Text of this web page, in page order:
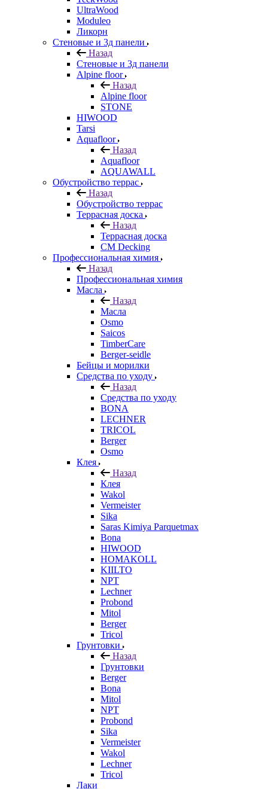
UltraWood
Moduleo
Ликорн
Стеновые и 3д панели
Назад
Стеновые и 3д панели
Alpine floor
Назад
Alpine floor
STONE
HIWOOD
Tarsi
Aquafloor
Назад
Aquafloor
AQUAWALL
Обустройство террас
Назад
Обустройство террас
Террасная доска
Назад
Террасная доска
CM Decking
Профессиональная химия
Назад
Профессиональная химия
Масла
Назад
Масла
Osmo
Saicos
TimberCare
Berger-seidle
Бейцы и морилки
Средства по уходу
Назад
Средства по уходу
BONA
LECHNER
TRICOL
Berger
Osmo
Клея
Назад
Клея
Wakol
Vermeister
Sika
Saras Kimiya Parquetmax
Bona
HIWOOD
HOMAKOLL
KIILTO
NPT
Lechner
Probond
Mitol
Berger
Tricol
Грунтовки
Назад
Грунтовки
Berger
Bona
Mitol
NPT
Probond
Sika
Vermeister
Wakol
Lechner
Tricol
Лаки